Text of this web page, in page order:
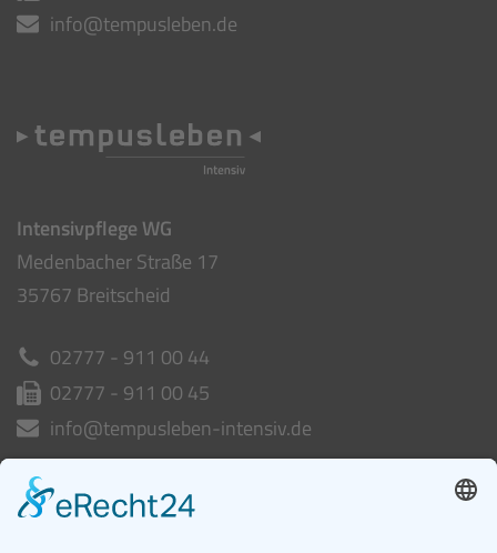
info@tempusleben.de
Intensivpflege WG
Medenbacher Straße 17
35767 Breitscheid
02777 - 911 00 44
02777 - 911 00 45
info@tempusleben-intensiv.de